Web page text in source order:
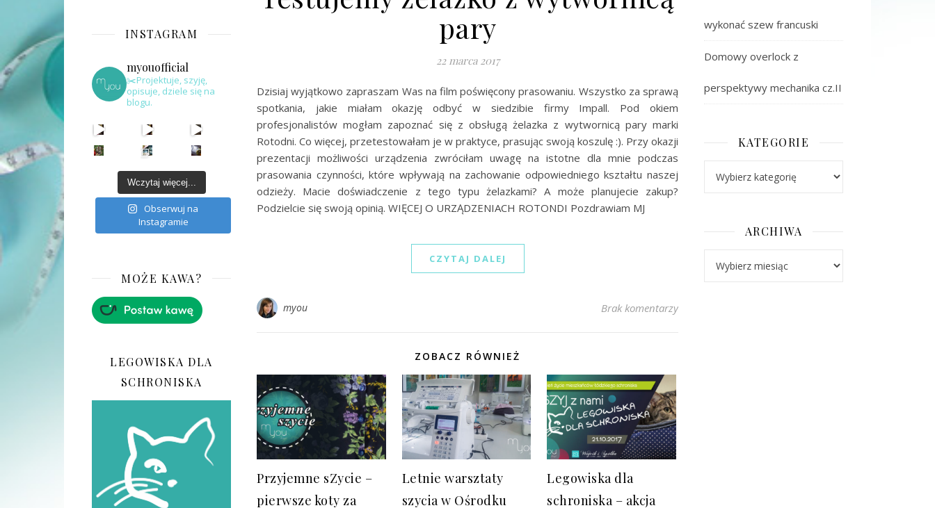
INSTAGRAM
myouofficial
✂️Projektuje, szyję,
opisuje, dziele się na
blogu.
Wczytaj więcej...
Obserwuj na
Instagramie
MOŻE KAWA?
LEGOWISKA DLA
SCHRONISKA
pary
22 marca 2017
Dzisiaj wyjątkowo zapraszam Was na film poświęcony prasowaniu. Wszystko za sprawą
spotkania, jakie miałam okazję odbyć w siedzibie firmy Impall. Pod okiem
profesjonalistów mogłam zapoznać się z obsługą żelazka z wytwornicą pary marki
Rotodni. Co więcej, przetestowałam je w praktyce, prasując swoją koszulę :). Przy okazji
prezentacji możliwości urządzenia zwróciłam uwagę na istotne dla mnie podczas
prasowania czynności, które wpływają na zachowanie odpowiedniego kształtu naszej
odzieży. Macie doświadczenie z tego typu żelazkami? A może planujecie zakup?
Podzielcie się swoją opinią. WIĘCEJ O URZĄDZENIACH ROTONDI Pozdrawiam MJ
CZYTAJ DALEJ
myou Brak komentarzy
ZOBACZ RÓWNIEŻ
Przyjemne sZycie –
pierwsze koty za
Letnie warsztaty
szycia w Ośrodku
Legowiska dla
schroniska – akcja
wykonać szew francuski
Domowy overlock z
perspektywy mechanika cz.II
KATEGORIE
ARCHIWA